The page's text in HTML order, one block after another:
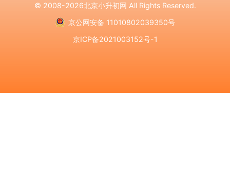
© 2008-2026北京小升初网 All Rights Reserved.
京公网安备 11010802039350号
京ICP备2021003152号-1